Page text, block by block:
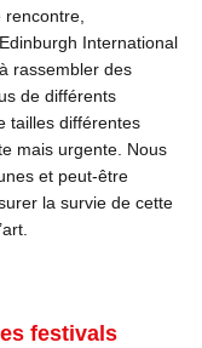
rencontre,
International
rassembler des
de différents
tailles différentes
mais urgente. Nous
et peut-être
la survie de cette
festivals